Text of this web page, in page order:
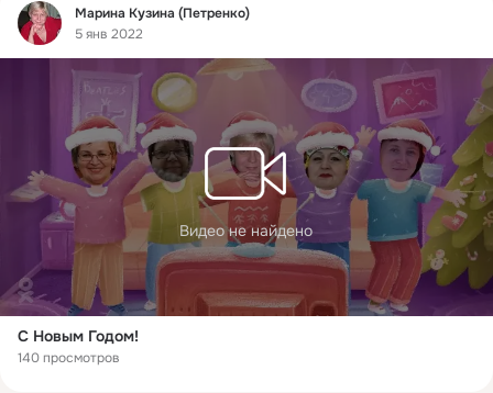
Фид
Марина Кузина (Петренко)
5 янв 2022
Видео не найдено
С Новым Годом!
140 просмотров